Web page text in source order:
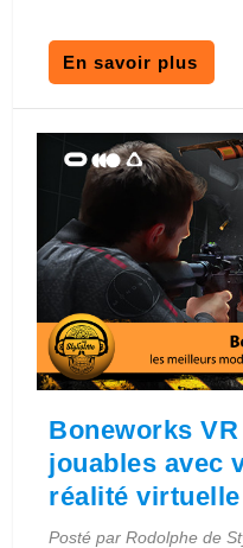
En savoir plus
Boneworks
jouables avec
réalité
Posté parRodolphe de